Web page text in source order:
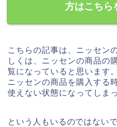
方はこちら
こちらの記事は、ニッセン
しくは、ニッセンの商品の
覧になっていると思います
ニッセンの商品を購入する
使えない状態になってしま
という人もいるのではない